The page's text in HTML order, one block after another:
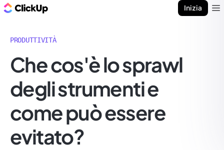
Inizia
PRODUTTIVITÀ
Che cos'è lo sprawl
degli strumenti e
come può essere
evitato?